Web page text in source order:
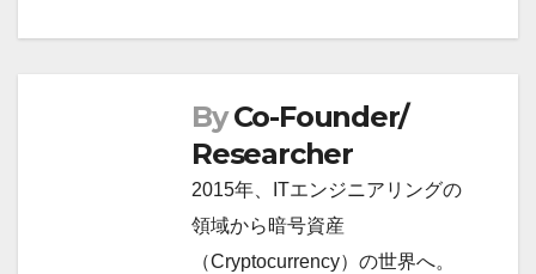
By Co-Founder/
Researcher
2015年、ITエンジニアリングの
領域から暗号資産
（Cryptocurrency）の世界へ。